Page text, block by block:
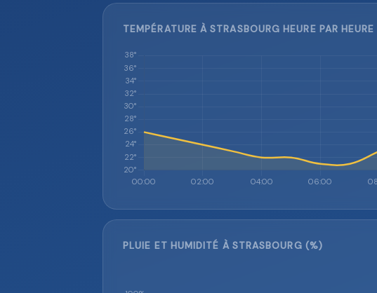
TEMPÉRATURE À STRASBOURG HEURE PAR
PLUIE ET HUMIDITÉ À STRASBOURG (%)